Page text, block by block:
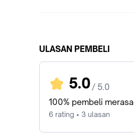
ULASAN PEMBELI
5.0 / 5.0
100% pembeli
6 rating • 3 ulasan